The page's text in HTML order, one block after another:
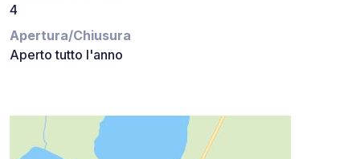
4
Apertura/Chiusura
Aperto tutto l'anno